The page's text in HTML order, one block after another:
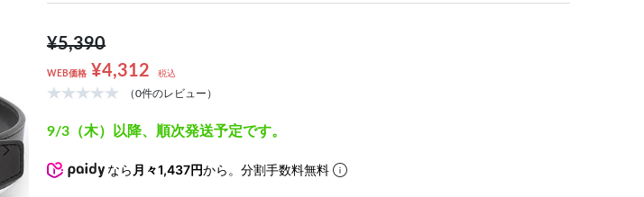
次の画像
¥5,390
WEB価格 ¥4,312 税込
（0件のレビュー）
9/3（木）以降、順次発送予定です。
なら 月々1,437円から。分割手数料無料